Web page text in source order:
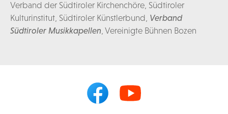
Verband der Südtiroler Kirchenchöre, Südtiroler
Kulturinstitut, Südtiroler Künstlerbund, Verband
Südtiroler Musikkapellen, Vereinigte Bühnen Bozen